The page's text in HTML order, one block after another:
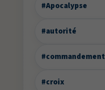
#Apocalypse
#autorité
#commandement
#croix